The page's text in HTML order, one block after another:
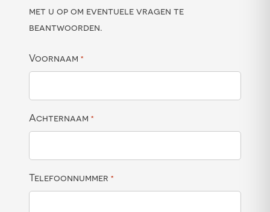
met u op om eventuele vragen te
beantwoorden.
Voornaam *
Achternaam *
Telefoonnummer *